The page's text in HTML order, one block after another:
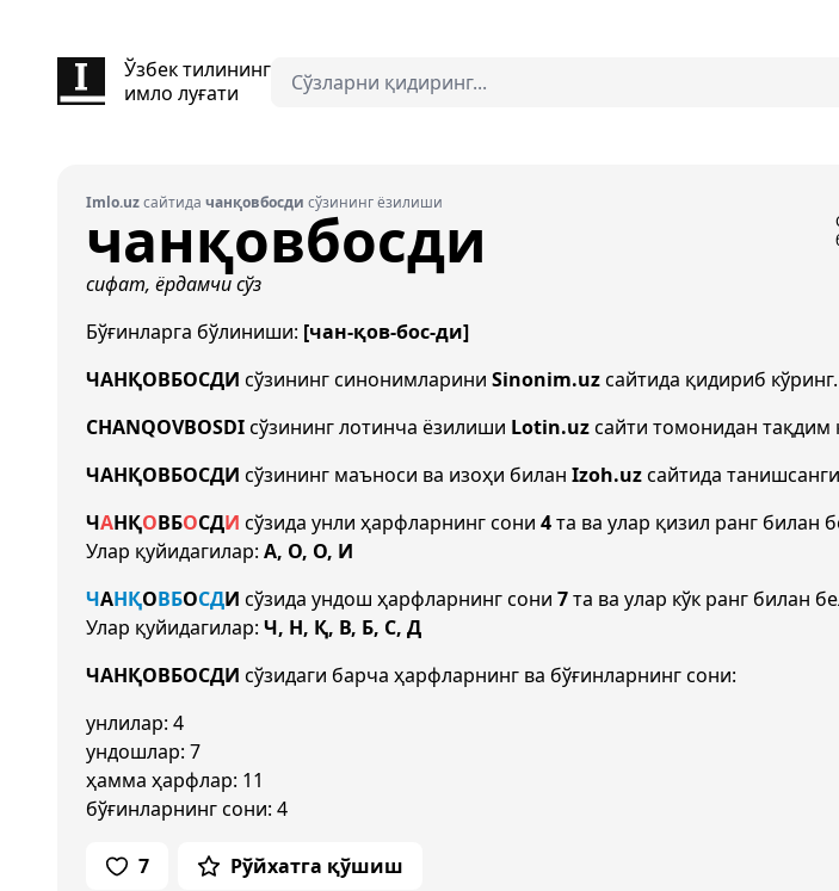
Ўзбек тилининг
имло луғати
Imlo.uzсайтида чанқовбосди сўзининг ёзилиши
чанқовбосди
сифат, ёрдамчи сўз
Бўғинларга бўлиниши: [чан-қов-бос-ди]
ЧАНҚОВБОСДИ сўзининг синонимларини Sinonim.uzсайтида қидириб кўринг.
CHANQOVBOSDIсўзининг лотинча ёзилиши Lotin.uzсайти томонидан тақдим
ЧАНҚОВБОСДИ сўзининг маъноси ва изоҳи билан Izoh.uzсайтида
ЧАНҚОВБОСДИ сўзида унли ҳарфларнинг сони 4та ва улар қизил ранг билан
Улар қуйидагилар: А, О, О, И
ЧАНҚОВБОСДИ сўзида ундош ҳарфларнинг сони 7та ва улар кўк ранг билан
Улар қуйидагилар: Ч, Н, Қ, В, Б, С, Д
ЧАНҚОВБОСДИ сўзидаги барча ҳарфларнинг ва бўғинларнинг сони:
унлилар: 4
ундошлар: 7
ҳамма ҳарфлар: 11
бўғинларнинг сони: 4
7 Рўйхатга қўшиш